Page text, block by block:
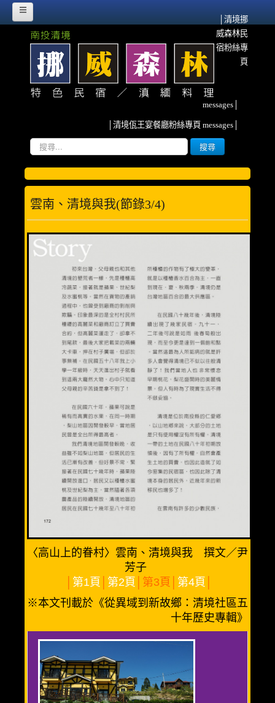
│清境挪
威森林民
宿粉絲專
頁
messages│
│清境佤王宴餐廳粉絲專頁 messages│
搜
尋...
搜尋
HOME
挪威故事
挪威森林的源起
紀念佤族HERO~阿媽
挪威臉書散記
森林寫真
客房介紹
溫馨三人房(3人)
優質親子房(4人)
精緻全家福(6人)
渡假小木屋(6人)
清境旅遊導覽圖
雲南、清境與我(節錄3/4)
〈高山上的眷村〉雲南、清境與我 撰文／尹
芳子
第1頁 第2頁 │第3頁│ 第4頁
※本文刊載於《從異域到新故鄉：清境社區五
十年歷史專輯》